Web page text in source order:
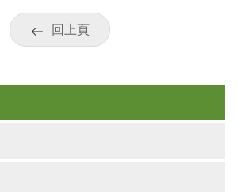
回上頁